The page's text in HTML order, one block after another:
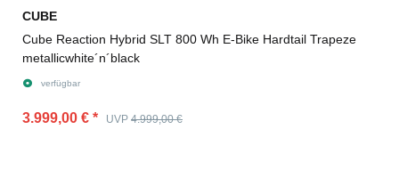
CUBE
Cube Reaction Hybrid SLT 800 Wh E-Bike Hardtail Trapeze
metallicwhite´n´black
verfügbar
3.999,00 € * UVP 4.999,00 €